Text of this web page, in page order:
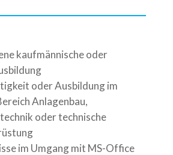
kaufmännische oder
oder Ausbildung im
Anlagenbau,
oder technische
im Umgang mit MS-Office